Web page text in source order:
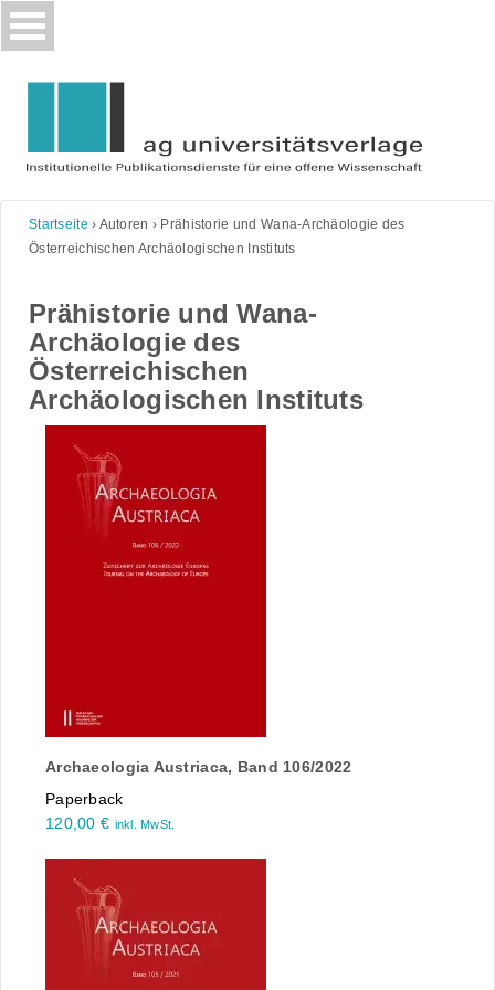
Skip
to
Startseite › Autoren › Prähistorie und Wana-Archäologie des
Österreichischen Archäologischen Instituts
Prähistorie und Wana-
Archäologie des
Österreichischen
Archäologischen Instituts
Archaeologia Austriaca, Band 106/2022
Paperback
120,00 € inkl. MwSt.